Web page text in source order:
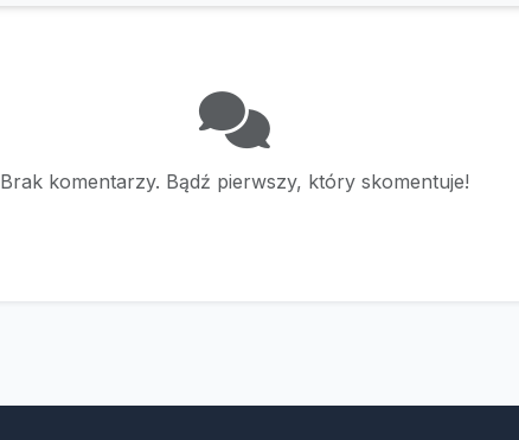
Brak komentarzy. Bądź pierwszy, który skomentuje!